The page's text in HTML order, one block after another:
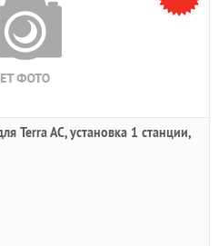
Terra AC, установка 1 станции,